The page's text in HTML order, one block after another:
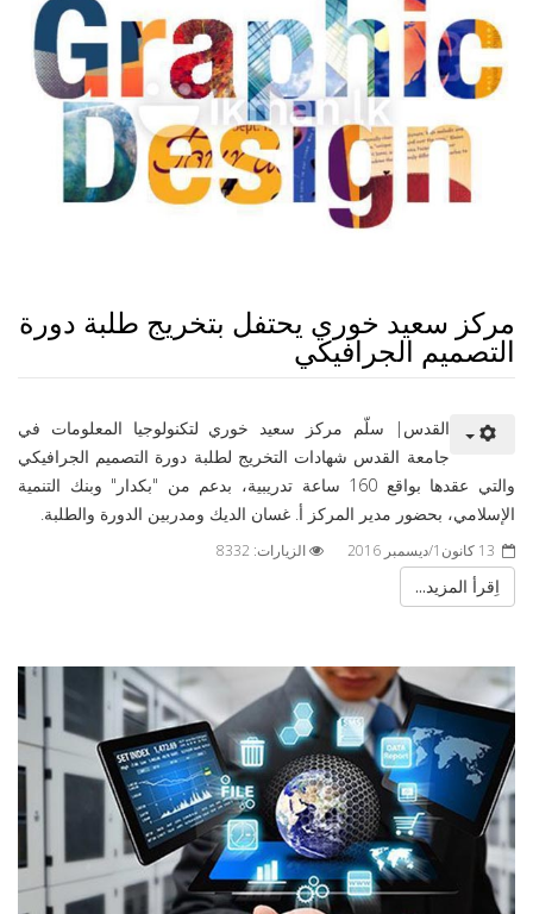
مركز سعيد خوري يحتفل بتخريج طلبة دورة
التصميم الجرافيكي
القدس| سلّم مركز سعيد خوري لتكنولوجيا المعلومات في
جامعة القدس شهادات التخريج لطلبة دورة التصميم الجرافيكي
والتي عقدها بواقع 160 ساعة تدريبية، بدعم من "بكدار" وبنك التنمية
الإسلامي، بحضور مدير المركز أ. غسان الديك ومدربين الدورة والطلبة.
13 كانون1/ديسمبر 2016 الزيارات: 8332
اِقرأ المزيد...